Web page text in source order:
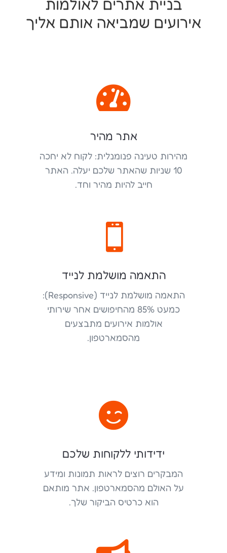
בניית אתרים לאולמות
אירועים שמביאה אותם אליך

אתר מהיר
מהירות טעינה פנומנלית: לקוח לא יחכה
10 שניות שהאתר שלכם יעלה. האתר
חייב להיות מהיר וחד.

התאמה מושלמת לנייד
התאמה מושלמת לנייד (Responsive):
כמעט 85% מהחיפושים אחר שירותי
אולמות אירועים מתבצעים
מהסמארטפון.

ידידותי ללקוחות שלכם
המבקרים רוצים לראות תמונות ומידע
על האולם מהסמארטפון. אתר מותאם
הוא כרטיס הביקור שלך.